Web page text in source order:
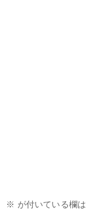
※ が付いている欄は